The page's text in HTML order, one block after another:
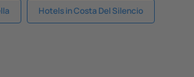
Hotels in Costa Del Silencio